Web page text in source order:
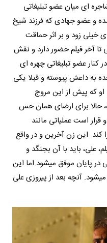
ای میان عضو تبلیغاتی
و عضو جهادی که فرزند شیخ
زود و بر اثر حماقت
آخر فیلم حضور دارد و نقش
عضو تبلیغاتی چهره ای
به داعش پیوسته و قبلا یکی
که پیش از این مروج
برای ارضای همان حس
است عملیاتی مانند
کند. این زن آخرین و در واقع
علی، باید با آن بجنگد و
پایان موفق میشود اما این
آنچه بعد از پیروزی علی